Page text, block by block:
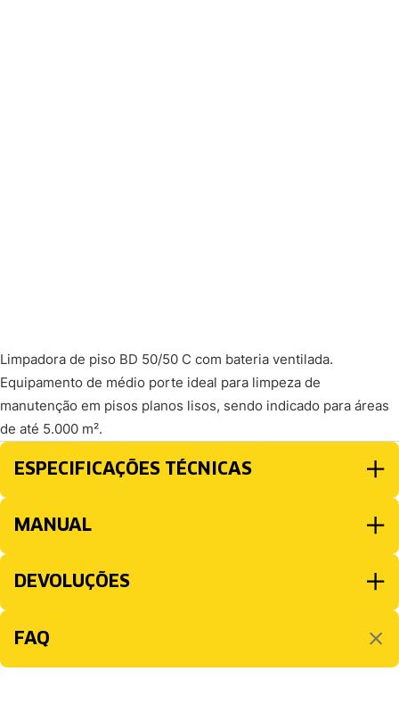
Limpadora de piso BD 50/50 C com bateria ventilada.
Equipamento de médio porte ideal para limpeza de
manutenção em pisos planos lisos, sendo indicado para áreas
de até 5.000 m².
ESPECIFICAÇÕES TÉCNICAS
MANUAL
DEVOLUÇÕES
FAQ